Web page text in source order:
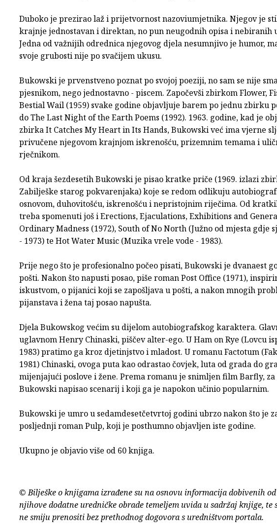
Duboko je prezirao laž i prijetvornost nazoviumjetnika. Njegov je
krajnje jednostavan i direktan, no pun neugodnih opisa i nebiranih
Jedna od važnijih odrednica njegovog djela nesumnjivo je humor,
svoje grubosti nije po svačijem ukusu.
Bukowski je prvenstveno poznat po svojoj poeziji, no sam se nije
pjesnikom, nego jednostavno - piscem. Započevši zbirkom Flower,
Bestial Wail (1959) svake godine objavljuje barem po jednu zbirku
do The Last Night of the Earth Poems (1992). 1963. godine, kad je
zbirka It Catches My Heart in Its Hands, Bukowski već ima vjerne
privučene njegovom krajnjom iskrenošću, prizemnim temama i
rječnikom.
Od kraja šezdesetih Bukowski je pisao kratke priče (1969. izlazi
Zabilješke starog pokvarenjaka) koje se redom odlikuju
osnovom, duhovitošću, iskrenošću i nepristojnim riječima. Od
treba spomenuti još i Erections, Ejaculations, Exhibitions and
Ordinary Madness (1972), South of No North (Južno od mjesta gdje
- 1973) te Hot Water Music (Muzika vrele vode - 1983).
Prije nego što je profesionalno počeo pisati, Bukowski je dvanaest
pošti. Nakon što napusti posao, piše roman Post Office (1971),
iskustvom, o pijanici koji se zapošljava u pošti, a nakon mnogih
pijanstava i žena taj posao napušta.
Djela Bukowskog većim su dijelom autobiografskog karaktera.
uglavnom Henry Chinaski, piščev alter-ego. U Ham on Rye (Lovcu
1983) pratimo ga kroz djetinjstvo i mladost. U romanu Factotum
1981) Chinaski, ovoga puta kao odrastao čovjek, luta od grada do
mijenjajući poslove i žene. Prema romanu je snimljen film Barfly,
Bukowski napisao scenarij i koji ga je napokon učinio popularnim.
Bukowski je umro u sedamdesetčetvrtoj godini ubrzo nakon što je
posljednji roman Pulp, koji je posthumno objavljen iste godine.
Ukupno je objavio više od 60 knjiga.
© Bilješke o knjigama izrađene su na osnovu informacija dobivenih
njihove dodatne uredničke obrade temeljem uvida u sadržaj knjige, te
ne smiju prenositi bez prethodnog dogovora s uredništvom portala.